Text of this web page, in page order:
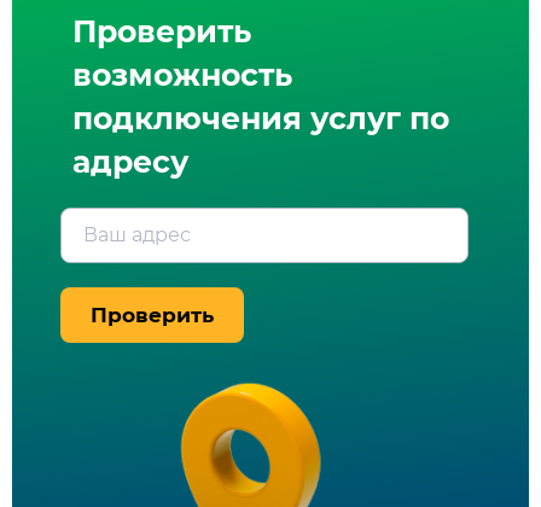
Проверить
возможность
подключения услуг по
адресу
Ваш адрес
Проверить